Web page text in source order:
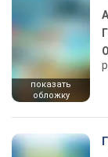
показать
обложку